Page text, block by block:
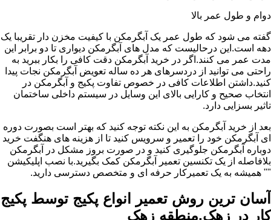
دوام و طول عمر بالا
گفته می شود که طول عمر یک آبگرمکن با کیفیت مخزن دار تقریبا یک
دهه است.این درحالیست که مدل های آبگرمکن دیواری تا دو برابر این
مدت عمر می کنند.اگر در خرید آبگرمکن دقت کافی را بکار ببرید به
راحتی می توانید از دردسرهای هر ده ساله تعویض آبگرمکن نجات پیدا
کنید.داشتن اطلاعات کافی در خصوص تفاوت پکیج و آبگرمکن در
انتخاب صحیح و کارایی بالای این وسایل در سیستم داخلی ساختمان
تاثیر بسزایی دارد.
بعد از خرید آبگرمکن به این نکته توجه کنید که بهتر است بصورت دوره
ای آبگرمکن خود را تعمیر و سرویس کنید تا از هزینه های هنگفت خرید
دوباره آبگرمکن جلوگیری کنید و در صورت بروز مشکل در آبگرمکن
بلافاصله از یک تکنسین تعمیر آبگرمکن کمک بگیرید.با نصب اپلیکیشن
"" همیشه به یک تعمیرکار حرفه ای و متخصص دسترسی دارید.
آسان ترین روش تعمیر انواع پکیج توسط پکیج
کار در زهک,منطقه زهک